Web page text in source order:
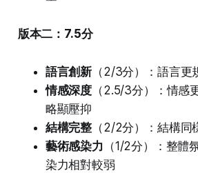
版本二：7.5分
語言創新 （2/3分）：語言更
情感深度 （2.5/3分）：情感
略顯壓抑
結構完整 （2/2分）：結構
藝術感染力 （1/2分）：整體
染力相對較弱